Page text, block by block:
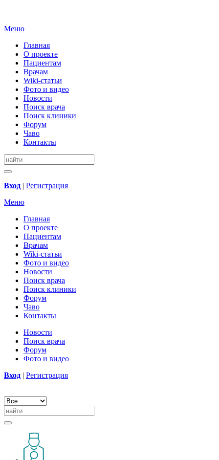
Меню
Главная
О проекте
Пациентам
Врачам
Wiki-статьи
Фото и видео
Новости
Поиск врача
Поиск клиники
Форум
Чаво
Контакты
Вход | Регистрация
Меню
Главная
О проекте
Пациентам
Врачам
Wiki-статьи
Фото и видео
Новости
Поиск врача
Поиск клиники
Форум
Чаво
Контакты
Новости
Поиск врача
Форум
Фото и видео
Вход | Регистрация